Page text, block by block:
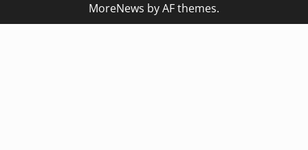
MoreNews by AF themes.